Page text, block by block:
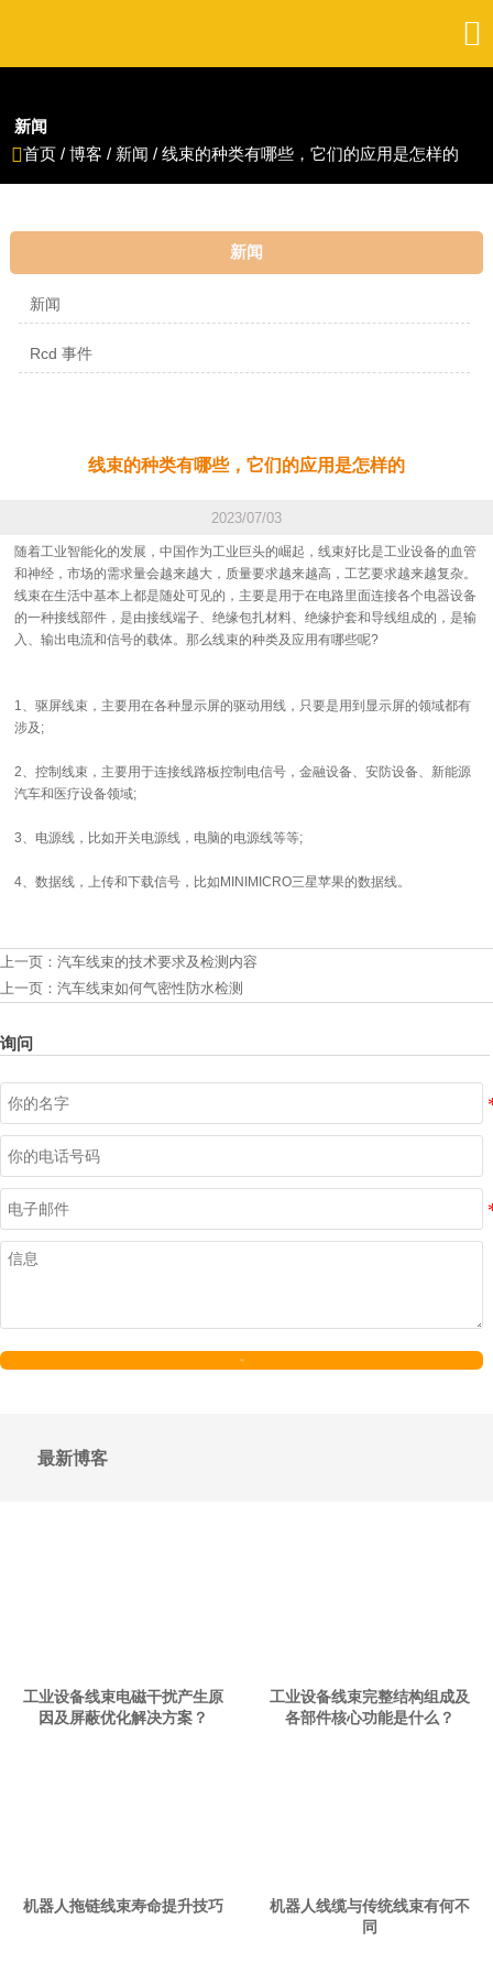

新闻
首页 / 博客 / 新闻 / 线束的种类有哪些，它们的应用是怎样的
新闻
新闻
Rcd 事件
线束的种类有哪些，它们的应用是怎样的
2023/07/03
随着工业智能化的发展，中国作为工业巨头的崛起，线束好比是工业设备的血管
和神经，市场的需求量会越来越大，质量要求越来越高，工艺要求越来越复杂。
线束在生活中基本上都是随处可见的，主要是用于在电路里面连接各个电器设备
的一种接线部件，是由接线端子、绝缘包扎材料、绝缘护套和导线组成的，是输
入、输出电流和信号的载体。那么线束的种类及应用有哪些呢?
1、驱屏线束，主要用在各种显示屏的驱动用线，只要是用到显示屏的领域都有
涉及;
2、控制线束，主要用于连接线路板控制电信号，金融设备、安防设备、新能源
汽车和医疗设备领域;
3、电源线，比如开关电源线，电脑的电源线等等;
4、数据线，上传和下载信号，比如MINIMICRO三星苹果的数据线。
上一页： 汽车线束的技术要求及检测内容
上一页： 汽车线束如何气密性防水检测
询问
最新博客
工业设备线束电磁干扰产生原
因及屏蔽优化解决方案？
工业设备线束完整结构组成及
各部件核心功能是什么？
机器人拖链线束寿命提升技巧
机器人线缆与传统线束有何不
同